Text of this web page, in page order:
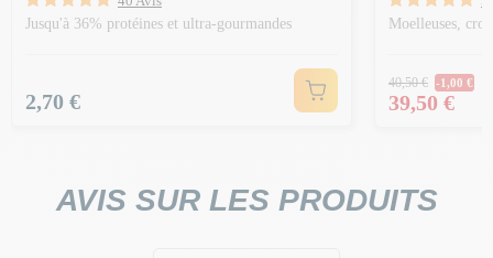
Jusqu'à 36% protéines et ultra-gourmandes
Prix
2,70 €
Moelleuses,
Prix
40,50 € -1,00 €
Prix
39,50 €
AVIS SUR LES PRODUITS